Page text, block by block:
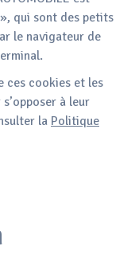
qui sont des petits
le navigateur de
ces cookies et les
à leur
la Politique